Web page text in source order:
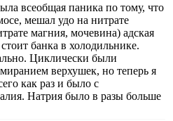
всеобщая паника по тому, что
мешал удо на нитрате
магния, мочевина) адская
банка в холодильнике.
Циклически были
верхушек, но теперь я
как раз и было с
Натрия было в разы больше